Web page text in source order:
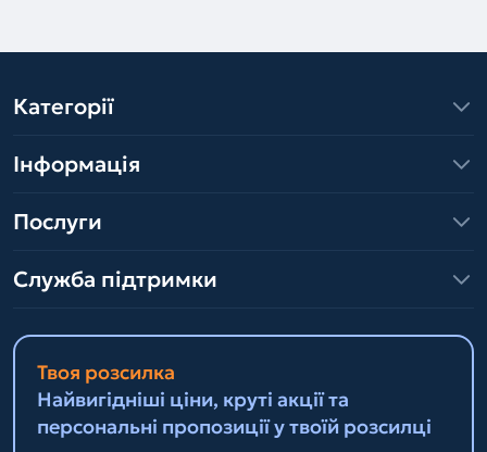
Категорії
Інформація
Послуги
Служба підтримки
Твоя розсилка
Найвигідніші ціни, круті акції та
персональні пропозиції у твоїй розсилці